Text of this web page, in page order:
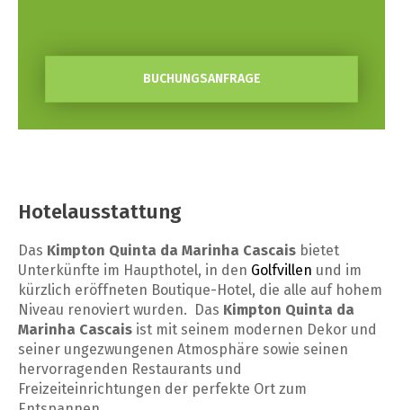
BUCHUNGSANFRAGE
Hotelausstattung
Das Kimpton Quinta da Marinha Cascais bietet
Unterkünfte im Haupthotel, in den Golfvillen und im
kürzlich eröffneten Boutique-Hotel, die alle auf hohem
Niveau renoviert wurden. Das Kimpton Quinta da
Marinha Cascais ist mit seinem modernen Dekor und
seiner ungezwungenen Atmosphäre sowie seinen
hervorragenden Restaurants und
Freizeiteinrichtungen der perfekte Ort zum